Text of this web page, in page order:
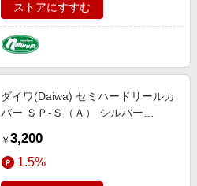
ストアにすすむ
ダイワ(Daiwa) セミハードリールカ
バー ＳＰ-Ｓ（Ａ） シルバー
￥ 3,200
1.5%